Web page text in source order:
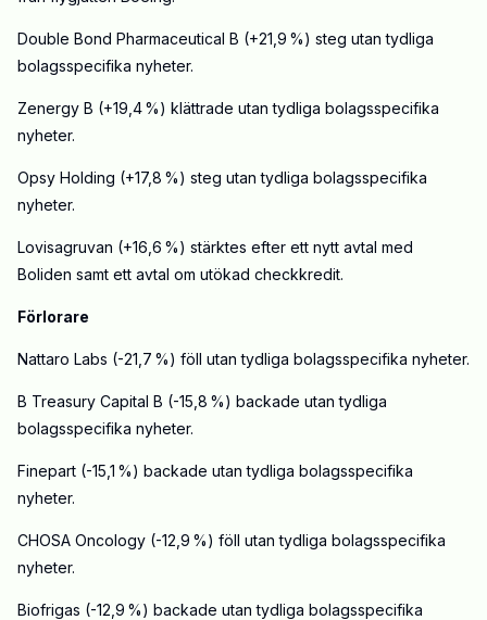
Double Bond Pharmaceutical B (+21,9 %) steg utan tydliga
bolagsspecifika nyheter.
Zenergy B (+19,4 %) klättrade utan tydliga bolagsspecifika
nyheter.
Opsy Holding (+17,8 %) steg utan tydliga bolagsspecifika
nyheter.
Lovisagruvan (+16,6 %) stärktes efter ett nytt avtal med
Boliden samt ett avtal om utökad checkkredit.
Förlorare
Nattaro Labs (-21,7 %) föll utan tydliga bolagsspecifika nyheter.
B Treasury Capital B (-15,8 %) backade utan tydliga
bolagsspecifika nyheter.
Finepart (-15,1 %) backade utan tydliga bolagsspecifika
nyheter.
CHOSA Oncology (-12,9 %) föll utan tydliga bolagsspecifika
nyheter.
Biofrigas (-12,9 %) backade utan tydliga bolagsspecifika